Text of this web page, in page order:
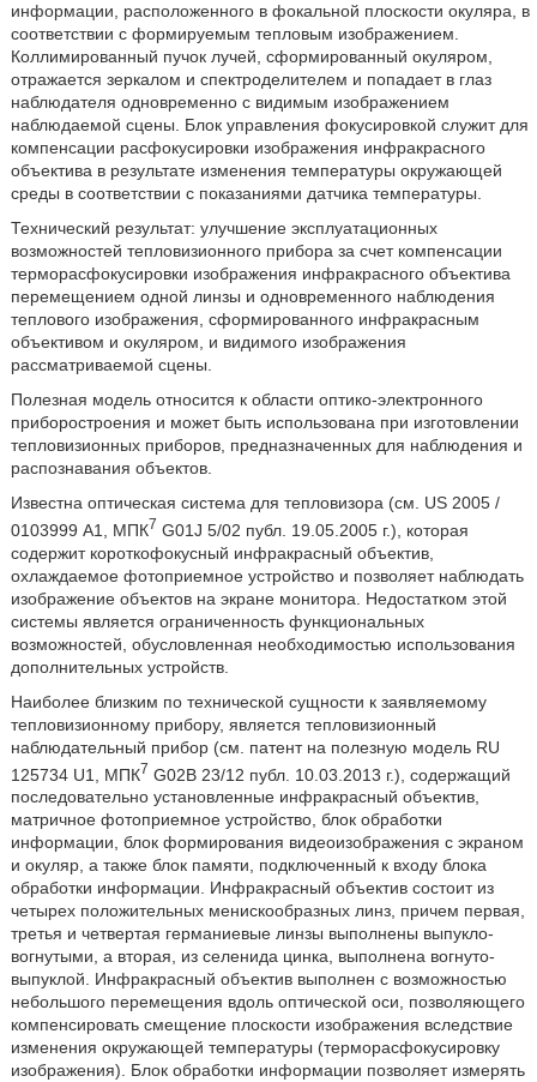
информации, расположенного в фокальной плоскости окуляра, в
соответствии с формируемым тепловым изображением.
Коллимированный пучок лучей, сформированный окуляром,
отражается зеркалом и спектроделителем и попадает в глаз
наблюдателя одновременно с видимым изображением
наблюдаемой сцены. Блок управления фокусировкой служит для
компенсации расфокусировки изображения инфракрасного
объектива в результате изменения температуры окружающей
среды в соответствии с показаниями датчика температуры.
Технический результат: улучшение эксплуатационных
возможностей тепловизионного прибора за счет компенсации
терморасфокусировки изображения инфракрасного объектива
перемещением одной линзы и одновременного наблюдения
теплового изображения, сформированного инфракрасным
объективом и окуляром, и видимого изображения
рассматриваемой сцены.
Полезная модель относится к области оптико-электронного
приборостроения и может быть использована при изготовлении
тепловизионных приборов, предназначенных для наблюдения и
распознавания объектов.
Известна оптическая система для тепловизора (см. US 2005 /
0103999 А1, МПК7 G01J 5/02 публ. 19.05.2005 г.), которая
содержит короткофокусный инфракрасный объектив,
охлаждаемое фотоприемное устройство и позволяет наблюдать
изображение объектов на экране монитора. Недостатком этой
системы является ограниченность функциональных
возможностей, обусловленная необходимостью использования
дополнительных устройств.
Наиболее близким по технической сущности к заявляемому
тепловизионному прибору, является тепловизионный
наблюдательный прибор (см. патент на полезную модель RU
125734 U1, МПК7 G02B 23/12 публ. 10.03.2013 г.), содержащий
последовательно установленные инфракрасный объектив,
матричное фотоприемное устройство, блок обработки
информации, блок формирования видеоизображения с экраном
и окуляр, а также блок памяти, подключенный к входу блока
обработки информации. Инфракрасный объектив состоит из
четырех положительных менискообразных линз, причем первая,
третья и четвертая германиевые линзы выполнены выпукло-
вогнутыми, а вторая, из селенида цинка, выполнена вогнуто-
выпуклой. Инфракрасный объектив выполнен с возможностью
небольшого перемещения вдоль оптической оси, позволяющего
компенсировать смещение плоскости изображения вследствие
изменения окружающей температуры (терморасфокусировку
изображения). Блок обработки информации позволяет измерять